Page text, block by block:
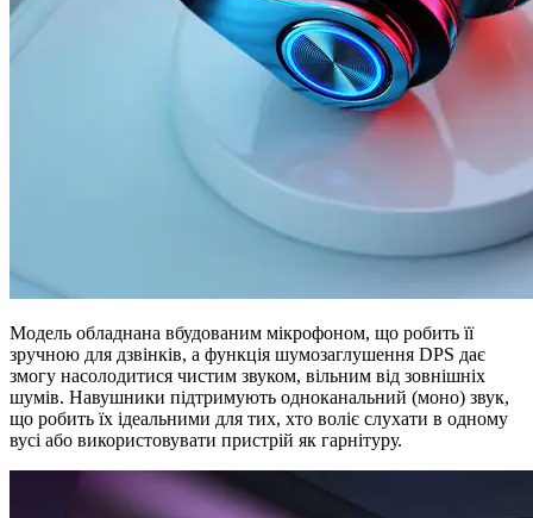
Модель обладнана вбудованим мікрофоном, що робить її
зручною для дзвінків, а функція шумозаглушення DPS дає
змогу насолодитися чистим звуком, вільним від зовнішніх
шумів. Навушники підтримують одноканальний (моно) звук,
що робить їх ідеальними для тих, хто воліє слухати в одному
вусі або використовувати пристрій як гарнітуру.